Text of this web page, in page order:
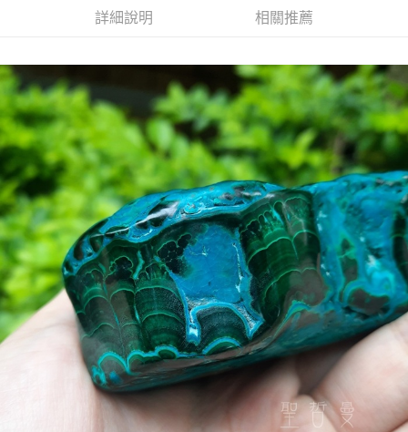
郵局幫你送（離島）
付款後門市自取
免運費
詳細說明 相關推薦